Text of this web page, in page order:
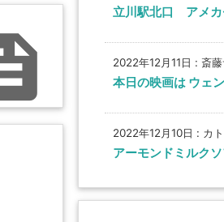
立川駅北口 アメカ
2022年12月11日 : 斎
本日の映画は ウェ
2022年12月10日 : カ
アーモンドミルクソ